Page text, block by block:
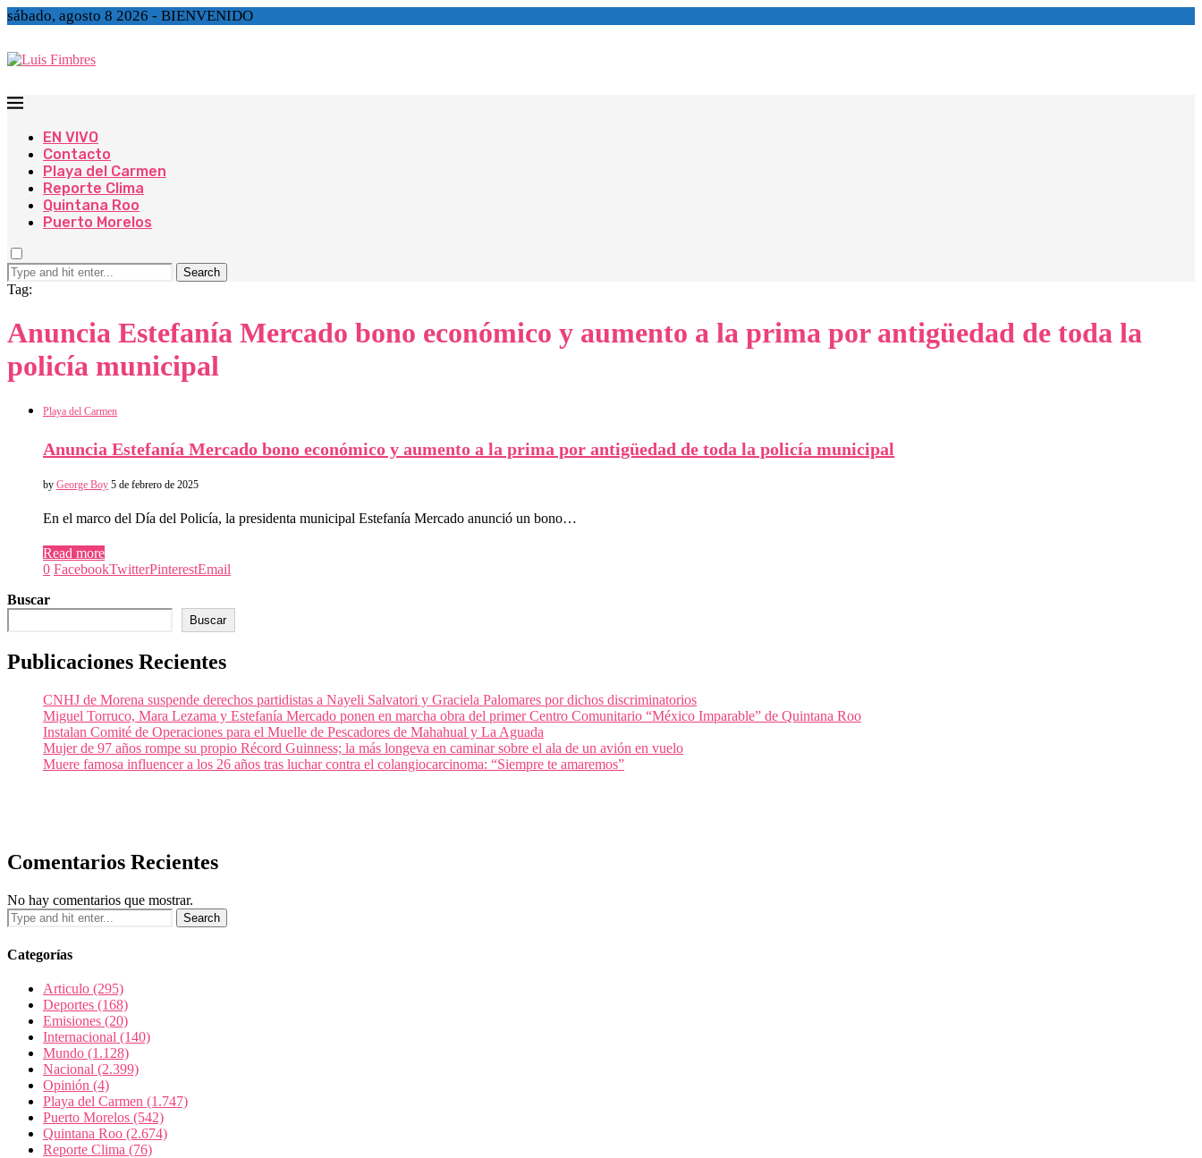
sábado, agosto 8 2026 - BIENVENIDO
EN VIVO
Contacto
Playa del Carmen
Reporte Clima
Quintana Roo
Puerto Morelos
Search
Tag:
Anuncia Estefanía Mercado bono económico y aumento a la prima por antigüedad de toda la
policía municipal
Playa del Carmen
Anuncia Estefanía Mercado bono económico y aumento a la prima por antigüedad de toda la policía municipal
by George Boy 5 de febrero de 2025
En el marco del Día del Policía, la presidenta municipal Estefanía Mercado anunció un bono…
Read more
0 FacebookTwitterPinterestEmail
Buscar
Buscar
Publicaciones Recientes
CNHJ de Morena suspende derechos partidistas a Nayeli Salvatori y Graciela Palomares por dichos discriminatorios
Miguel Torruco, Mara Lezama y Estefanía Mercado ponen en marcha obra del primer Centro Comunitario “México Imparable” de Quintana Roo
Instalan Comité de Operaciones para el Muelle de Pescadores de Mahahual y La Aguada
Mujer de 97 años rompe su propio Récord Guinness; la más longeva en caminar sobre el ala de un avión en vuelo
Muere famosa influencer a los 26 años tras luchar contra el colangiocarcinoma: “Siempre te amaremos”
Comentarios Recientes
No hay comentarios que mostrar.
Categorías
Articulo (295)
Deportes (168)
Emisiones (20)
Internacional (140)
Mundo (1.128)
Nacional (2.399)
Opinión (4)
Playa del Carmen (1.747)
Puerto Morelos (542)
Quintana Roo (2.674)
Reporte Clima (76)